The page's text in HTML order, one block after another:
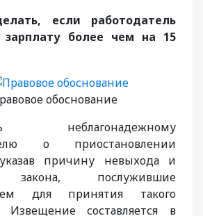
если работодатель
зарплату более чем на 15
обоснование
неблагонадежному
о приостановлении
причину невыхода и
закона, послужившие
для принятия такого
Извещение составляется в